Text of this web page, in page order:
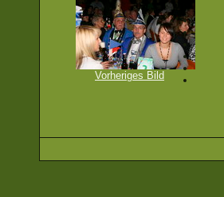
Vorheriges Bild